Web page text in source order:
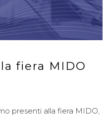
fiera MIDO
presenti alla fiera MIDO,